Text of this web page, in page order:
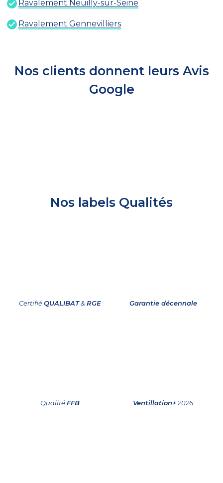
Ravalement Neuilly-sur-Seine
Ravalement Gennevilliers
Nos clients donnent leurs Avis
Google
Nos labels Qualités
CertifiéQUALIBAT& RGE Garantie décennale
QualitéFFB Ventillation+ 2026